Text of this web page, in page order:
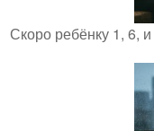
Скоро ребёнку 1, 6,